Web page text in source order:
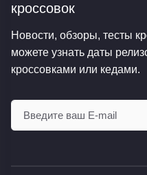
кроссовок
Новости, обзоры, тесты
можете узнать даты
кроссовками или кедами.